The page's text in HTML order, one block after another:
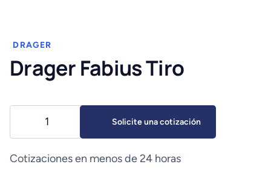
DRAGER
Drager Fabius Tiro
Tiro
cantidad
Solicite una cotización
Cotizaciones en menos de 24 horas